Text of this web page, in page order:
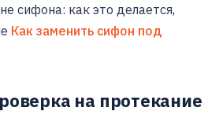
сифона: как это делается,
Как заменить сифон под
на протекание